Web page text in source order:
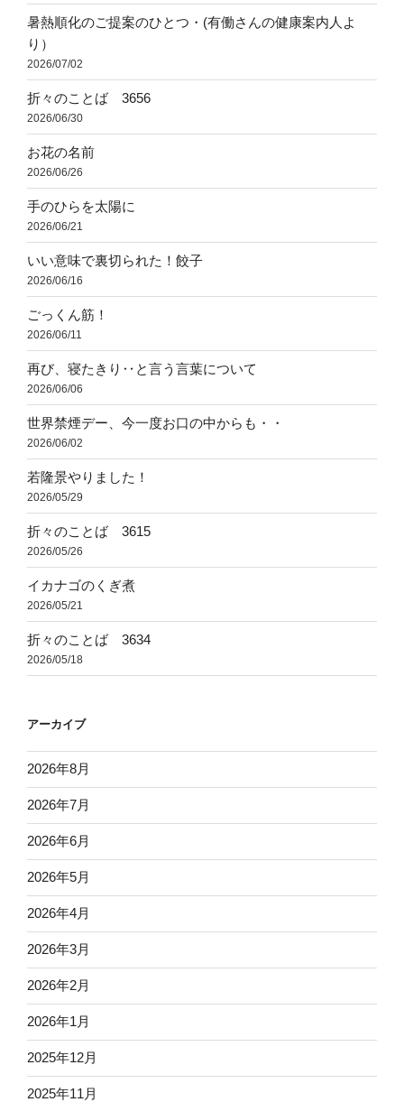
暑熱順化のご提案のひとつ・(有働さんの健康案内人よ
り）
2026/07/02
折々のことば 3656
2026/06/30
お花の名前
2026/06/26
手のひらを太陽に
2026/06/21
いい意味で裏切られた！餃子
2026/06/16
ごっくん筋！
2026/06/11
再び、寝たきり‥と言う言葉について
2026/06/06
世界禁煙デー、今一度お口の中からも・・
2026/06/02
若隆景やりました！
2026/05/29
折々のことば 3615
2026/05/26
イカナゴのくぎ煮
2026/05/21
折々のことば 3634
2026/05/18
アーカイブ
2026年8月
2026年7月
2026年6月
2026年5月
2026年4月
2026年3月
2026年2月
2026年1月
2025年12月
2025年11月